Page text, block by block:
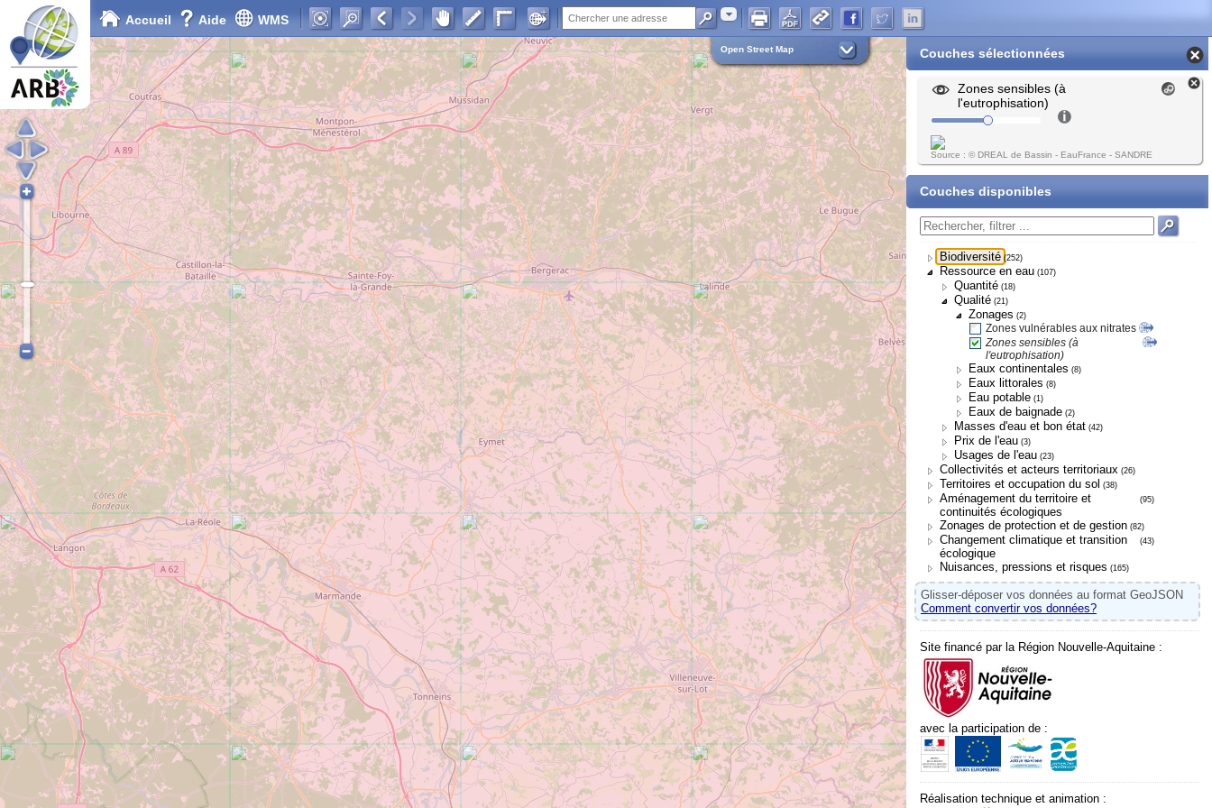
Accueil Aide WMS Adresse
Open Street Map Couches sélectionnées
Zones sensibles (à
l'eutrophisation)
Source : © DREAL de Bassin - EauFrance - SANDRE
Couches disponibles
Biodiversité (252)
Ressource en eau (107)
Quantité (18)
Qualité (21)
Zonages (2)
Zones vulnérables aux nitrates
Zones sensibles (à
l'eutrophisation)
Eaux continentales (8)
Eaux littorales (8)
Eau potable (1)
Eaux de baignade (2)
Masses d'eau et bon état (42)
Prix de l'eau (3)
Usages de l'eau (23)
Collectivités et acteurs territoriaux (26)
Territoires et occupation du sol (38)
Aménagement du territoire et
continuités écologiques
(95)
Zonages de protection et de gestion (82)
Changement climatique et transition
écologique
(43)
Nuisances, pressions et risques (165)
Glisser-déposer vos données au format GeoJSON
Comment convertir vos données?
Site financé par la Région Nouvelle-Aquitaine :
avec la participation de :
Réalisation technique et animation :